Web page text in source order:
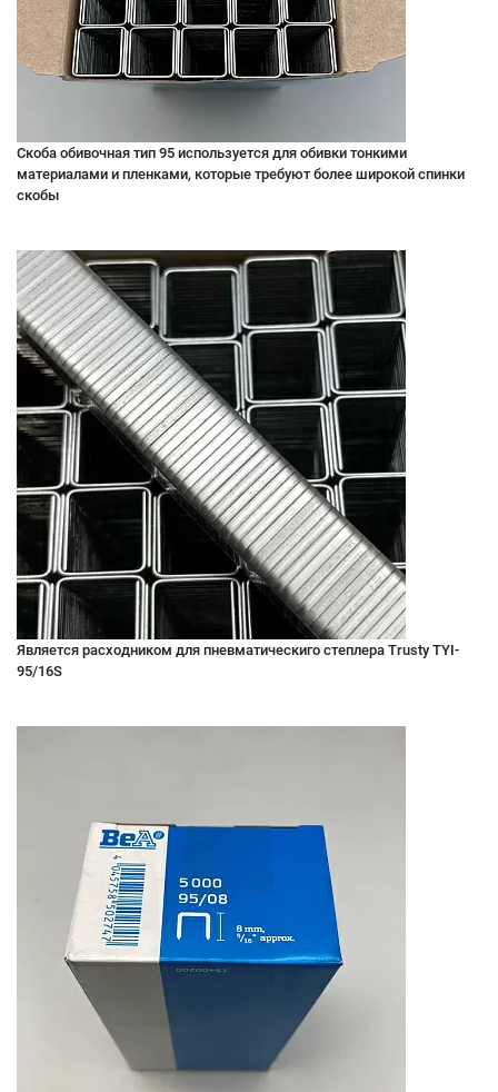
Скоба обивочная тип 95 используется для обивки тонкими
материалами и пленками, которые требуют более широкой спинки
скобы
Является расходником для пневматическиго степлера Trusty TYI-
95/16S